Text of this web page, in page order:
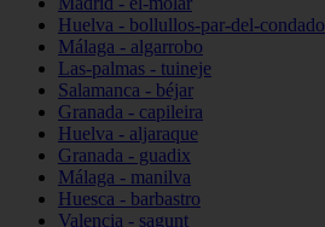
Huelva - bollullos-par-del-condado
Málaga - algarrobo
Las-palmas - tuineje
Salamanca - béjar
Granada - capileira
Huelva - aljaraque
Granada - guadix
Málaga - manilva
Huesca - barbastro
Valencia - sagunt